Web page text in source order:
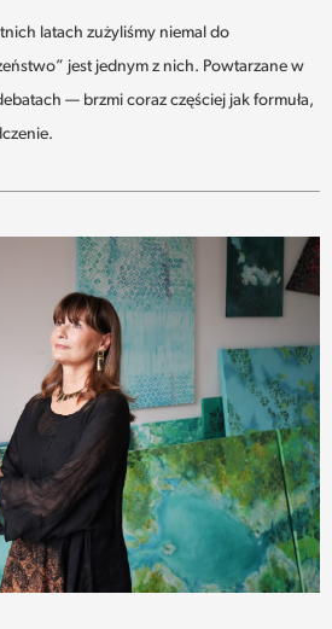
latach zużyliśmy niemal do
jest jednym z nich. Powtarzane w
— brzmi coraz częściej jak formuła,